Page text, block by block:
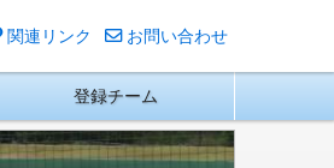
関連リンク お問い合わせ
登録チーム